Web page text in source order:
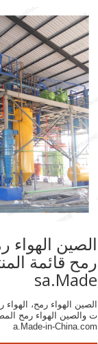
الصين الهواء
رمح قائمة
sa.Made
الصين الهواء رمح،
a.Made-in-China.com